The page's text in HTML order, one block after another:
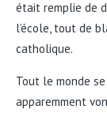
était remplie de
l’école, tout de
catholique.
Tout le monde
apparemment